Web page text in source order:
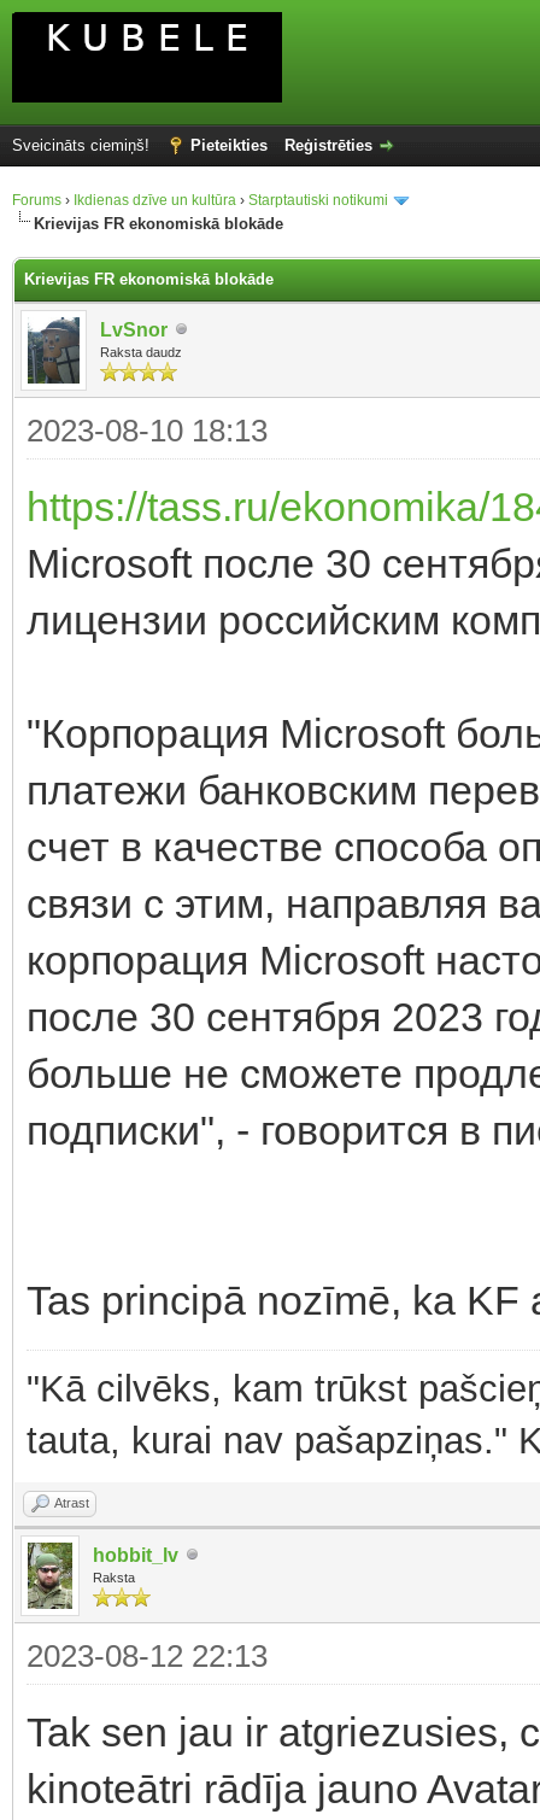
Sveicināts ciemiņš! Pieteikties Reģistrēties
Forums › Ikdienas dzīve un kultūra › Starptautiski notikumi
Krievijas FR ekonomiskā blokāde
Krievijas FR ekonomiskā blokāde
LvSnor
Raksta daudz
2023-08-10 18:13
https://tass.ru/ekonomika/
Microsoft после 30
лицензии российским
"Корпорация Microsoft
платежи банковским
счет в качестве способа
связи с этим, направляя
корпорация Microsoft
после 30 сентября 2023
больше не сможете
подписки", - говорится в
Tas principā nozīmē, ka
"Kā cilvēks, kam trūkst
tauta, kurai nav pašapziņas."
Atrast
hobbit_lv
Raksta
2023-08-12 22:13
Tak sen jau ir atgriezusies,
kinoteātri rādīja jauno